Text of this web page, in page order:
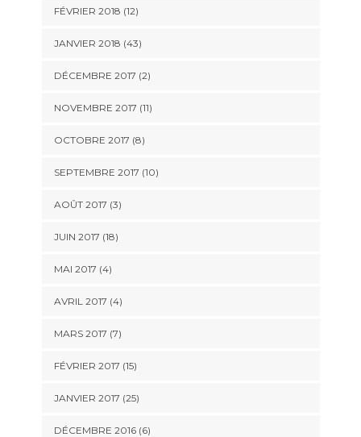
FÉVRIER 2018 (12)
JANVIER 2018 (43)
DÉCEMBRE 2017 (2)
NOVEMBRE 2017 (11)
OCTOBRE 2017 (8)
SEPTEMBRE 2017 (10)
AOÛT 2017 (3)
JUIN 2017 (18)
MAI 2017 (4)
AVRIL 2017 (4)
MARS 2017 (7)
FÉVRIER 2017 (15)
JANVIER 2017 (25)
DÉCEMBRE 2016 (6)